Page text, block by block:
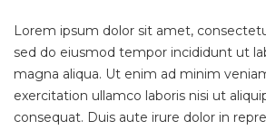
Lorem ipsum dolor sit amet,
sed do eiusmod tempor incididunt ut
magna aliqua. Ut enim ad minim
exercitation ullamco laboris nisi ut
consequat. Duis aute irure dolor in